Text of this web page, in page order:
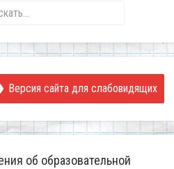
Версия сайта для слабовидящих
об образовательной